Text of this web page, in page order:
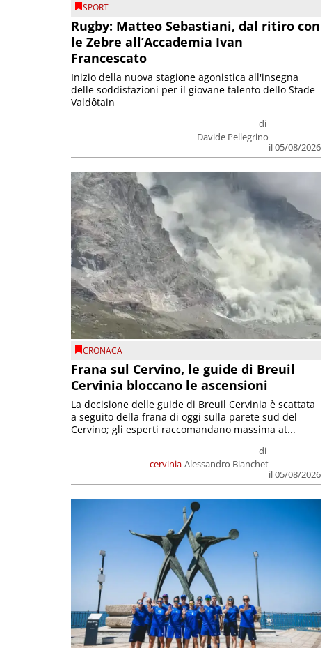
SPORT
Rugby: Matteo Sebastiani, dal ritiro con
le Zebre all’Accademia Ivan
Francescato
di
Davide Pellegrino
il 05/08/2026
Inizio della nuova stagione agonistica all'insegna
delle soddisfazioni per il giovane talento dello Stade
Valdôtain
CRONACA
Frana sul Cervino, le guide di Breuil
Cervinia bloccano le ascensioni
cervinia
di
Alessandro Bianchet
il 05/08/2026
La decisione delle guide di Breuil Cervinia è scattata
a seguito della frana di oggi sulla parete sud del
Cervino; gli esperti raccomandano massima at...